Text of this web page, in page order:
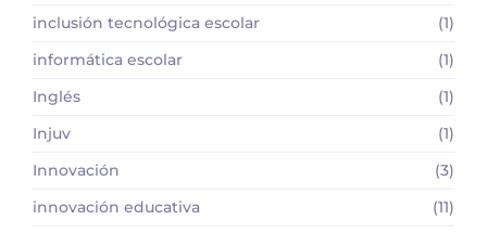
inclusión tecnológica escolar
(1)
informática escolar
(1)
Inglés
(1)
Injuv
(1)
Innovación
(3)
innovación educativa
(11)